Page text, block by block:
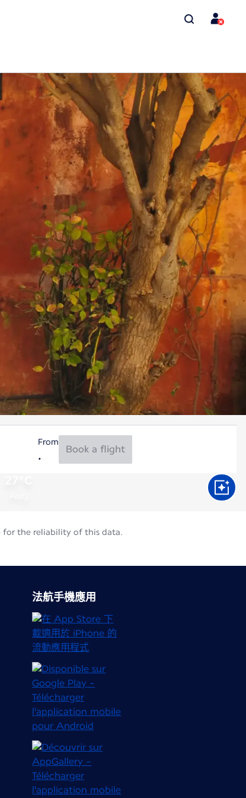
From
Book a flight
for the reliability of this data.
法航手機應用